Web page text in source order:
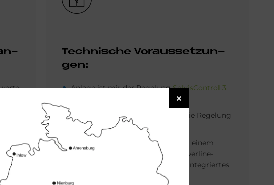
an­
Tech­ni­sche Vor­aus­set­zun­
gen:
Anlage ist mir der RegelungSolvisControl 3
Bei vielen älteren Anlagen kann die Regelung
ausgetauscht werden.
Regelung wird per LAN-Kabel mit einem
Router verbunden (oder über Powerline-
Adapter) bzw. zukünftig über ein integriertes